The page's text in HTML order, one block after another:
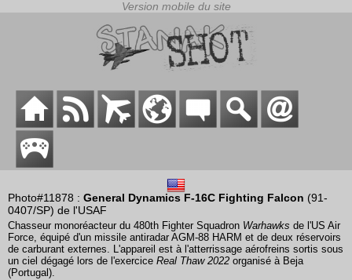
Photo#11878 : General Dynamics F-16C Fighting Falcon (91-
0407/SP) de l'USAF
Chasseur monoréacteur du 480th Fighter Squadron Warhawks de l'US Air
Force, équipé d'un missile antiradar AGM-88 HARM et de deux réservoirs
de carburant externes. L'appareil est à l'atterrissage aérofreins sortis sous
un ciel dégagé lors de l'exercice Real Thaw 2022 organisé à Beja
(Portugal).